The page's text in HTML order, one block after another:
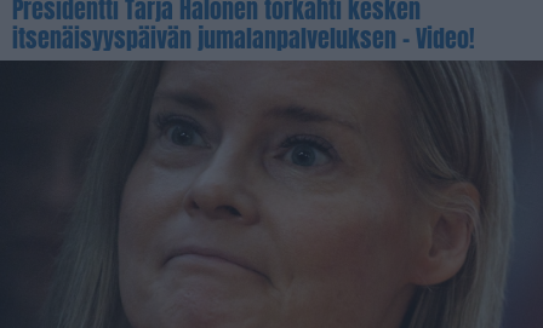
Presidentti Tarja Halonen torkahti kesken
itsenäisyyspäivän jumalanpalveluksen – Video!